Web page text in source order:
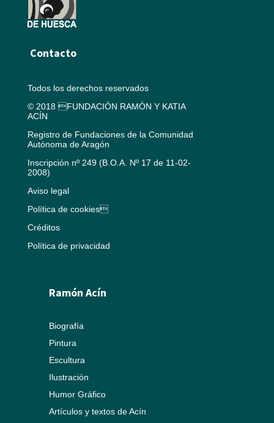
Contacto
Todos los derechos reservados
© 2018 FUNDACIÓN RAMÓN Y KATIA
ACÍN
Registro de Fundaciones de la Comunidad
Autónoma de Aragón
Inscripción nº 249 (B.O.A. Nº 17 de 11-02-
2008)
Aviso legal
Política de cookies
Créditos
Política de privacidad
Ramón Acín
Biografía
Pintura
Escultura
Ilustración
Humor Gráfico
Artículos y textos de Acín